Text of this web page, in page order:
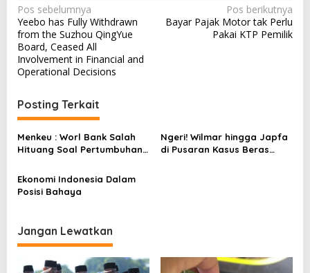
N
a
v
i
a
s
i
o
Pos sebelumnya
Yeebo has Fully Withdrawn
from the Suzhou QingYue
Board, Ceased All
Involvement in Financial and
Operational Decisions
Pos berikutnya
Bayar Pajak Motor tak Perlu
Pakai KTP Pemilik
Posting Terkait
Menkeu : Worl Bank Salah
Hituang Soal Pertumbuhan
Ngeri! Wilmar hingga Japfa
di Pusaran Kasus Beras
Ekonomi Indonesia Dalam
Posisi Bahaya
Jangan Lewatkan